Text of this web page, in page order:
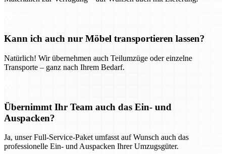
Kann ich auch nur Möbel transportieren lassen?
Natürlich! Wir übernehmen auch Teilumzüge oder einzelne
Transporte – ganz nach Ihrem Bedarf.
Übernimmt Ihr Team auch das Ein- und
Auspacken?
Ja, unser Full-Service-Paket umfasst auf Wunsch auch das
professionelle Ein- und Auspacken Ihrer Umzugsgüter.